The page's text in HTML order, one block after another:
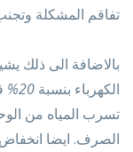
تفاقم المشكلة
بالاضافة الى ذلك
الكهرباء بنسبة 20%
تسرب المياه من
الصرف. ايضا